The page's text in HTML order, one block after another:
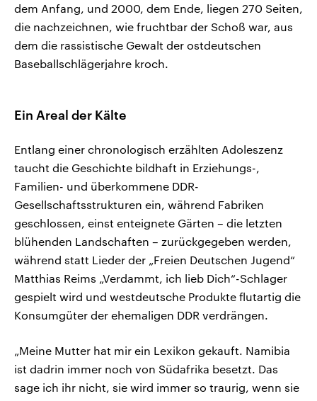
dem Anfang, und 2000, dem Ende, liegen 270 Seiten,
die nachzeichnen, wie fruchtbar der Schoß war, aus
dem die rassistische Gewalt der ostdeutschen
Baseballschlägerjahre kroch.
Ein Areal der Kälte
Entlang einer chronologisch erzählten Adoleszenz
taucht die Geschichte bildhaft in Erziehungs-,
Familien- und überkommene DDR-
Gesellschaftsstrukturen ein, während Fabriken
geschlossen, einst enteignete Gärten – die letzten
blühenden Landschaften – zurückgegeben werden,
während statt Lieder der „Freien Deutschen Jugend“
Matthias Reims „Verdammt, ich lieb Dich“-Schlager
gespielt wird und westdeutsche Produkte flutartig die
Konsumgüter der ehemaligen DDR verdrängen.
„Meine Mutter hat mir ein Lexikon gekauft. Namibia
ist dadrin immer noch von Südafrika besetzt. Das
sage ich ihr nicht, sie wird immer so traurig, wenn sie